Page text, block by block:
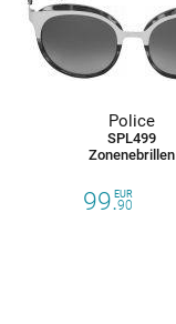
Police
SPL499
Zonenebrillen
99.90
EUR